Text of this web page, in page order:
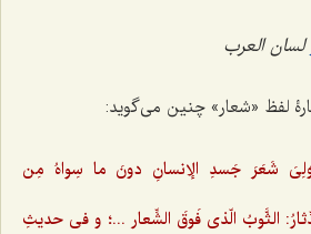
لسان العرب
لفظ «شعار» چنین می‌گوید:
شَعَرَ جَسدِ الإنسانِ دونَ ما سِواهُ مِن
الثَّوبُ الّذی فَوقَ الشِّعار ...؛ و فی حدیثِ